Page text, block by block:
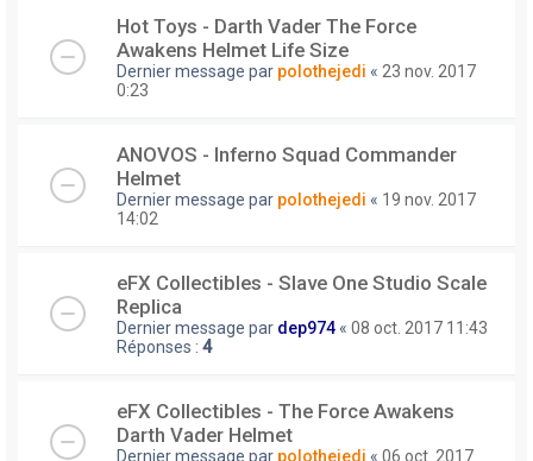
Hot Toys - Darth Vader The Force
Awakens Helmet Life Size
Dernier message par polothejedi « 23 nov. 2017
0:23
ANOVOS - Inferno Squad Commander
Helmet
Dernier message par polothejedi « 19 nov. 2017
14:02
eFX Collectibles - Slave One Studio Scale
Replica
Dernier message par dep974 « 08 oct. 2017 11:43
Réponses : 4
eFX Collectibles - The Force Awakens
Darth Vader Helmet
Dernier message par polothejedi « 06 oct. 2017